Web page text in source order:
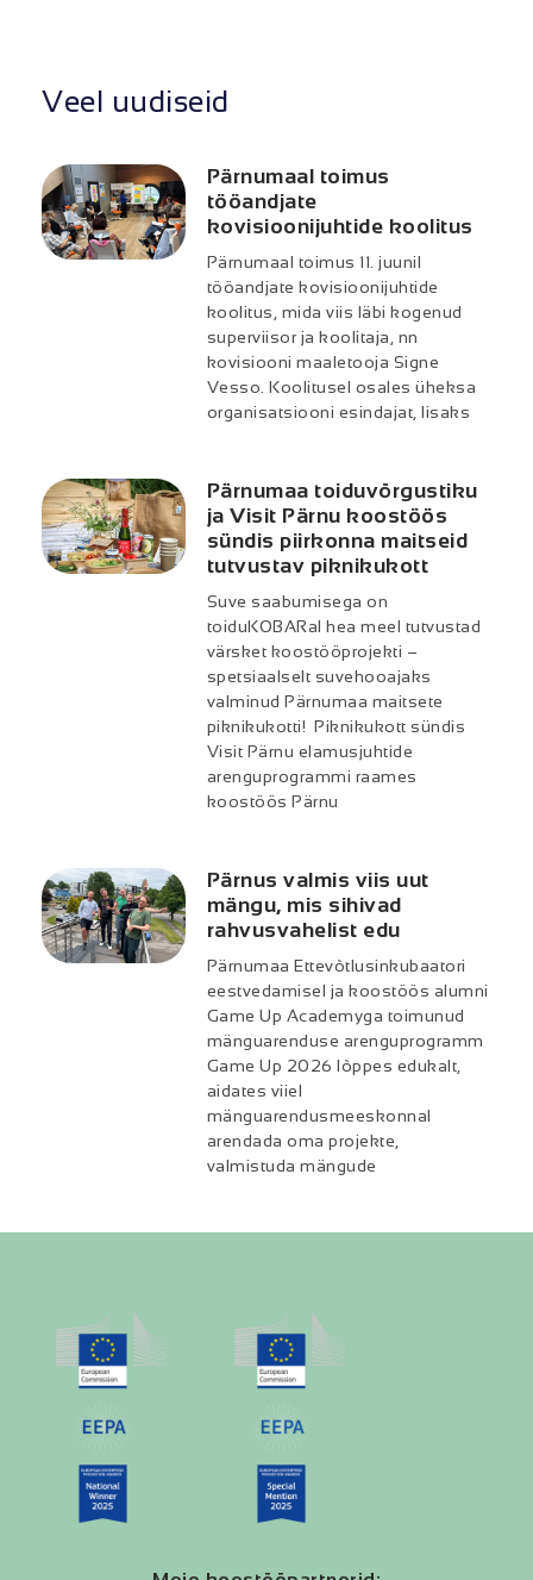
Veel uudiseid
Pärnumaal toimus
tööandjate
kovisioonijuhtide koolitus
Pärnumaal toimus 11. juunil
tööandjate kovisioonijuhtide
koolitus, mida viis läbi kogenud
superviisor ja koolitaja, nn
kovisiooni maaletooja Signe
Vesso. Koolitusel osales üheksa
organisatsiooni esindajat, lisaks
Pärnumaa toiduvõrgustiku
ja Visit Pärnu koostöös
sündis piirkonna maitseid
tutvustav piknikukott
Suve saabumisega on
toiduKOBARal hea meel tutvustad
värsket koostööprojekti –
spetsiaalselt suvehooajaks
valminud Pärnumaa maitsete
piknikukotti! Piknikukott sündis
Visit Pärnu elamusjuhtide
arenguprogrammi raames
koostöös Pärnu
Pärnus valmis viis uut
mängu, mis sihivad
rahvusvahelist edu
Pärnumaa Ettevõtlusinkubaatori
eestvedamisel ja koostöös alumni
Game Up Academyga toimunud
mänguarenduse arenguprogramm
Game Up 2026 lõppes edukalt,
aidates viiel
mänguarendusmeeskonnal
arendada oma projekte,
valmistuda mängude